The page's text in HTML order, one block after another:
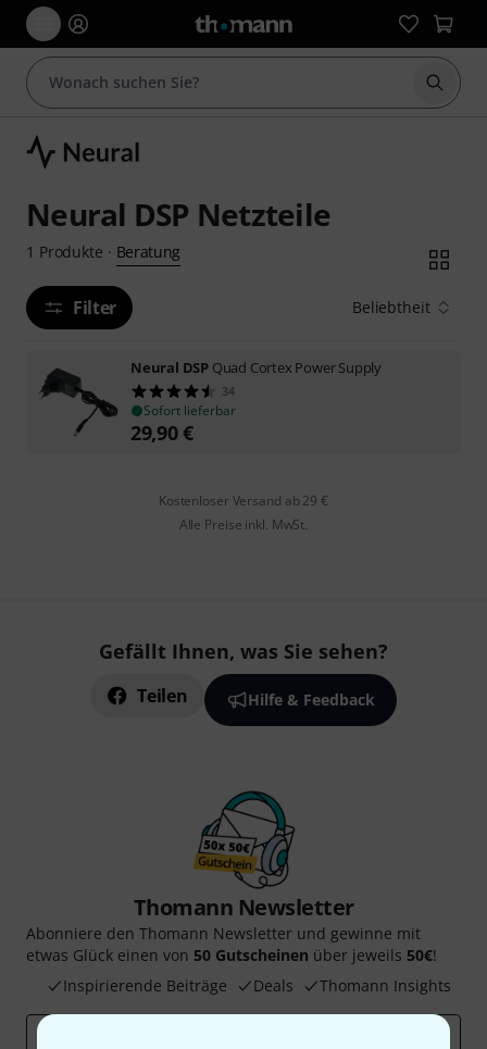
Suche
Neural DSP Netzteile
1 Produkte · Beratung
Filter Beliebtheit
Neural DSP Quad Cortex Power Supply
34
Sofort lieferbar
29,90€
Kostenloser Versand ab 29 €
Alle Preise inkl. MwSt.
Gefällt Ihnen, was Sie sehen?
Teilen Hilfe & Feedback
Thomann Newsletter
Abonniere den Thomann Newsletter und gewinne mit
etwas Glück einen von 50 Gutscheinen über jeweils 50€!
Inspirierende Beiträge
Deals Thomann Insights